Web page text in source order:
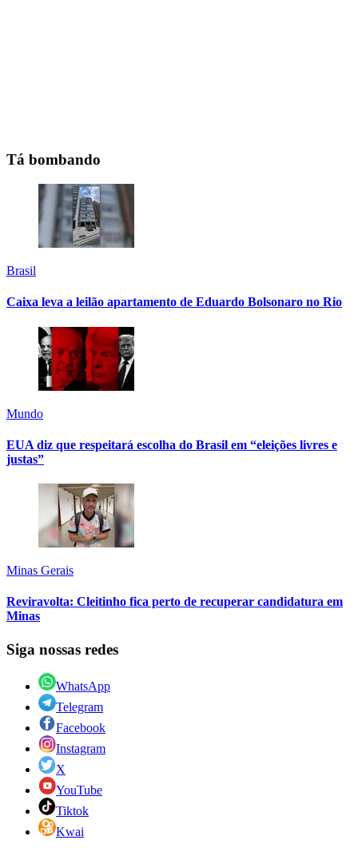
Tá bombando
Brasil
Caixa leva a leilão apartamento de Eduardo Bolsonaro no Rio
Mundo
EUA diz que respeitará escolha do Brasil em “eleições livres e
justas”
Minas Gerais
Reviravolta: Cleitinho fica perto de recuperar candidatura em
Minas
Siga nossas redes
WhatsApp
Telegram
Facebook
Instagram
X
YouTube
Tiktok
Kwai